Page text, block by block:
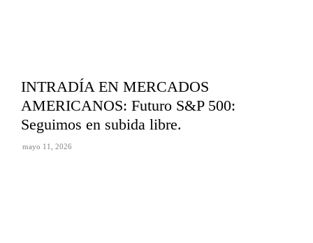
INTRADÍA EN MERCADOS
AMERICANOS: Futuro S&P 500:
Seguimos en subida libre.
mayo 11, 2026